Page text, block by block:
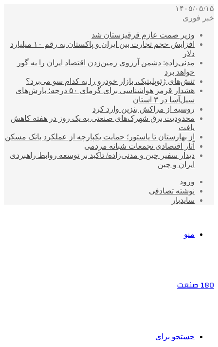
۱۴۰۵/۰۵/۱۵
خبر فوری
وزیر صمت عازم قرقیزستان شد
افزایش حجم تجارت بین ایران و پاکستان به رقم ۱۰ میلیارد
دلار
مدنی‌زاده: دشمن آرزوی زمین‌زدن اقتصاد ایران را به گور
خواهد برد
تنش‌های ژئوپلیتیک، بازار خودرو را به کدام سو می‌برد؟
هشدار قرمز هواشناسی برای گرمای ۵۰ درجه؛ بارش‌های
سیل‌آسا در ۳ استان
روسیه از مراکش بنزین وارد کرد
محدودیت برق شهرک‌های صنعتی به یک روز در هفته کاهش
یافت
از بهارستان تا پاستور؛ حمایت یکپارچه از عملکرد بانک مسکن
آثار اقتصادی تجمعات شبانه مردمی
دیدار سفیر چین و مدنی‌زاده/ تاکید بر توسعه روابط راهبردی
ایران و چین
ورود
نوشته تصادفی
سایدبار
منو
180 صنعت
جستجو برای